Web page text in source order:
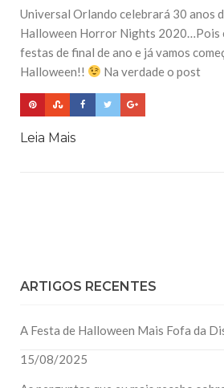
Universal Orlando celebrará 30 anos
Halloween Horror Nights 2020…Pois
festas de final de ano e já vamos
Halloween!!
Na verdade o post
Leia Mais
ARTIGOS RECENTES
A Festa de Halloween Mais Fofa da
15/08/2025